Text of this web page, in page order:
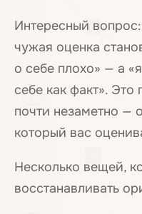
Интересный
чужая оценка
о себе плохо» — а
себе как факт». Это
почти незаметно —
который вас
Несколько вещей,
восстанавливать